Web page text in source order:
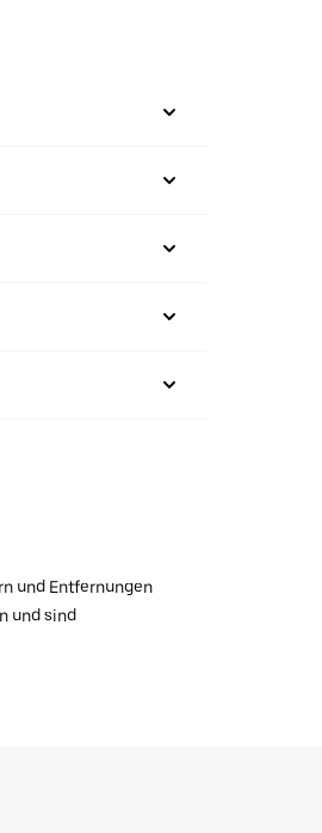
und Entfernungen
und sind